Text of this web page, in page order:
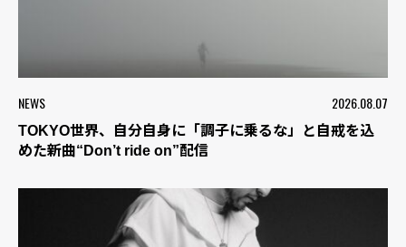
NEWS 2026.08.07
TOKYO世界、自分自身に「調子に乗るな」と自戒を込
めた新曲“Don’t ride on”配信